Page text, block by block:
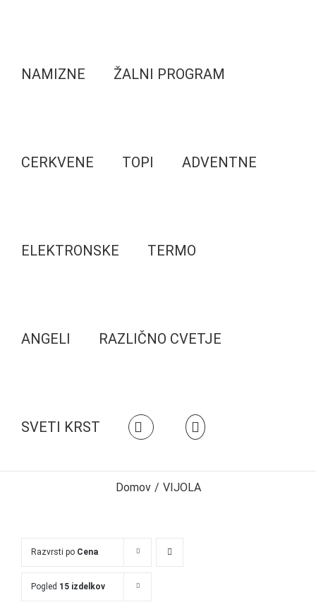
NAMIZNE ŽALNI PROGRAM
CERKVENE TOPI ADVENTNE
ELEKTRONSKE TERMO
ANGELI RAZLIČNO CVETJE
SVETI KRST
Domov / VIJOLA
Razvrsti po Cena
Pogled 15 izdelkov